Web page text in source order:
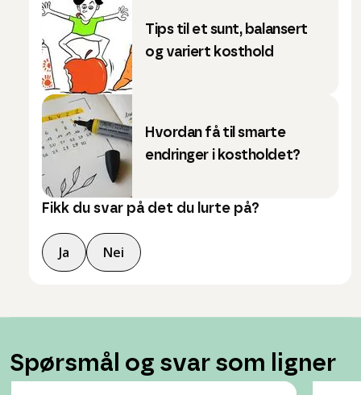
Tips til et sunt, balansert
og variert kosthold
Hvordan få til smarte
endringer i kostholdet?
Fikk du svar på det du lurte på?
Ja Nei
Spørsmål og svar som ligner